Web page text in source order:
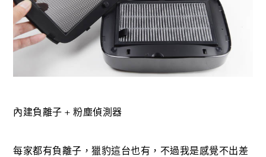
內建負離子 + 粉塵偵測器
每家都有負離子，獵豹這台也有，不過我是感覺不出差